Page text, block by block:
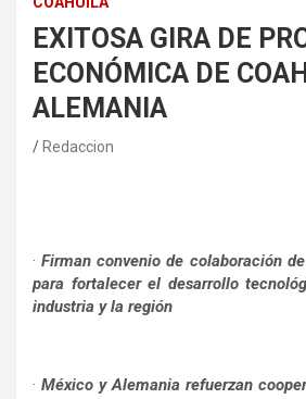
EXITOSA GIRA DE
ECONÓMICA DE
ALEMANIA
Redaccion
·Firman convenio de colaboración
para fortalecer el desarrollo
industria y la región
· México y Alemania refuerzan